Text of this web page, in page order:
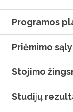
Programos
Priėmimo
Stojimo
Studijų